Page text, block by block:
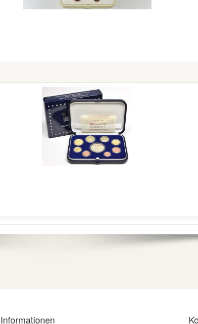
Informationen